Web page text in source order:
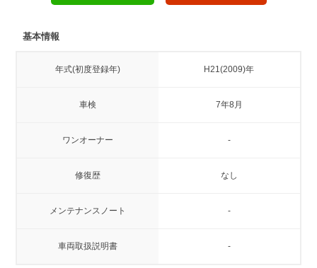
基本情報
年式(初度登録年) H21(2009)年
車検 7年8月
ワンオーナー -
修復歴 なし
メンテナンスノート -
車両取扱説明書 -